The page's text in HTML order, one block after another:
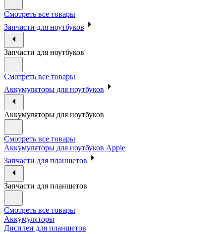
Смотреть все товары
Запчасти для ноутбуков
Запчасти для ноутбуков
Смотреть все товары
Аккумуляторы для ноутбуков
Аккумуляторы для ноутбуков
Смотреть все товары
Аккумуляторы для ноутбуков Apple
Запчасти для планшетов
Запчасти для планшетов
Смотреть все товары
Аккумуляторы
Дисплеи для планшетов